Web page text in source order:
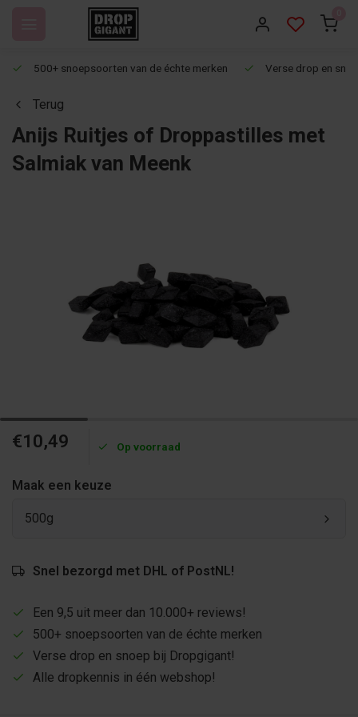
500+ snoepsoorten van de échte merken Verse drop en
Terug
Anijs Ruitjes of Droppastilles met
Salmiak van Meenk
€10,49 Op voorraad
Maak een keuze
500g
Snel bezorgd met DHL of PostNL!
Een 9,5 uit meer dan 10.000+ reviews!
500+ snoepsoorten van de échte merken
Verse drop en snoep bij Dropgigant!
Alle dropkennis in één webshop!